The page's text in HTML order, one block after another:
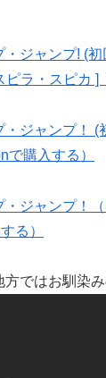
・ジャンプ! (
ラ・スピカ ]
・ジャンプ！ (
で購入する）
ジャンプ！
る）
ではお馴染み